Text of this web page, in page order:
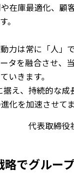
在庫最適化、顧
。
力は常に「人」
タを融合させ、
いきます。
据え、持続的な成
化を加速させてま
代表取締
でグルー